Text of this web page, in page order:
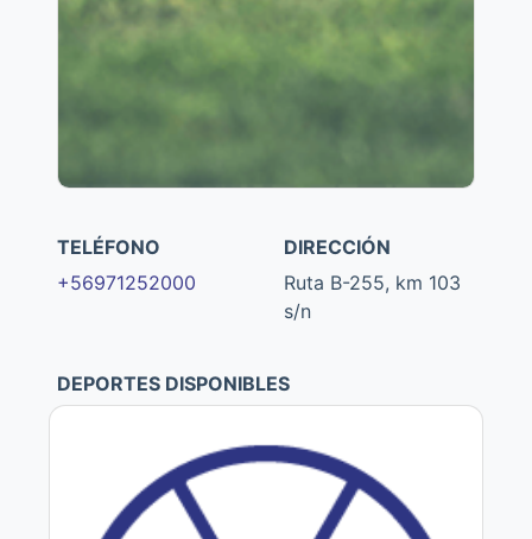
TELÉFONO
+56971252000
DIRECCIÓN
Ruta B-255, km 103
s/n
DEPORTES DISPONIBLES